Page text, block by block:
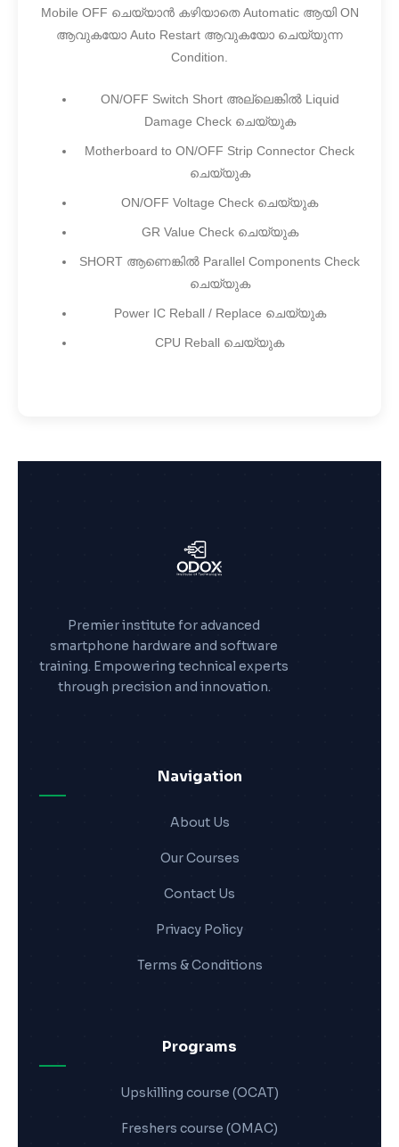
Mobile OFF ചെയ്യാൻ കഴിയാതെ Automatic ആയി ON
ആവുകയോ Auto Restart ആവുകയോ ചെയ്യുന്ന
Condition.
ON/OFF Switch Short അല്ലെങ്കിൽ Liquid
Damage Check ചെയ്യുക
Motherboard to ON/OFF Strip Connector Check
ചെയ്യുക
ON/OFF Voltage Check ചെയ്യുക
GR Value Check ചെയ്യുക
SHORT ആണെങ്കിൽ Parallel Components Check
ചെയ്യുക
Power IC Reball / Replace ചെയ്യുക
CPU Reball ചെയ്യുക
Premier institute for advanced
smartphone hardware and software
training. Empowering technical experts
through precision and innovation.
Navigation
About Us
Our Courses
Contact Us
Privacy Policy
Terms & Conditions
Programs
Upskilling course (OCAT)
Freshers course (OMAC)